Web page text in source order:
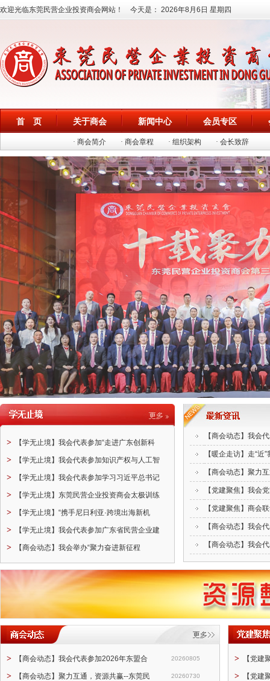
欢迎光临东莞民营企业投资商会网站！ 今天是： 2026年8月6日 星期四
首 页 关于商会 新闻中心 会员专区
· 商会简介 · 商会章程 · 组织架构 · 会长致辞
> 【学无止境】我会代表参加“走进广东创新科
> 【学无止境】我会代表参加知识产权与人工智
> 【学无止境】我会代表参加学习习近平总书记
> 【学无止境】东莞民营企业投资商会太极训练
> 【学无止境】“携手尼日利亚·跨境出海新机
> 【学无止境】我会代表参加广东省民营企业建
> 【商会动态】我会举办“聚力奋进新征程
【商会动态】我会
【暖企走访】走“近
【商会动态】聚力
【党建聚焦】我会
【党建聚焦】商会
【商会动态】我会
【商会动态】我会
> 【商会动态】我会代表参加2026年东盟合 20260805
> 【商会动态】聚力互通，资源共赢--东莞民 20260730
> 【党建
> 【党建